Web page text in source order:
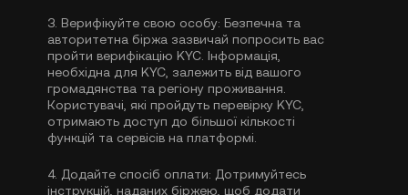
3. Верифікуйте свою особу: Безпечна та
авторитетна біржа зазвичай попросить вас
пройти верифікацію KYC . Інформація,
необхідна для KYC, залежить від вашого
громадянства та регіону проживання.
Користувачі, які пройдуть перевірку KYC,
отримають доступ до більшої кількості
функцій та сервісів на платформі.
4. Додайте спосіб оплати: Дотримуйтесь
інструкцій, наданих біржею, щоб додати